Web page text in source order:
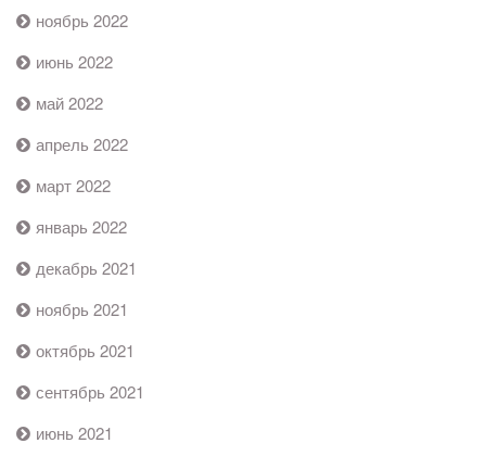
ноябрь 2022
июнь 2022
май 2022
апрель 2022
март 2022
январь 2022
декабрь 2021
ноябрь 2021
октябрь 2021
сентябрь 2021
июнь 2021